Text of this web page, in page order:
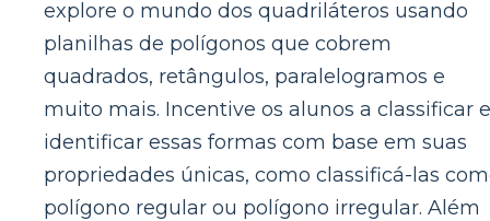
explore o mundo dos quadriláteros usando
planilhas de polígonos que cobrem
quadrados, retângulos, paralelogramos e
muito mais. Incentive os alunos a classificar e
identificar essas formas com base em suas
propriedades únicas, como classificá-las
polígono regular ou polígono irregular. Além